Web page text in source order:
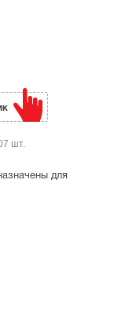
для
шт.